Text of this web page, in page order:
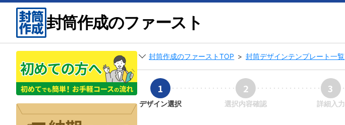
封筒作成のファースト
封筒作成のファーストTOP >封筒デザインテンプレート一覧
1
デザイン選択
2
選択内容確認
3
詳細入力